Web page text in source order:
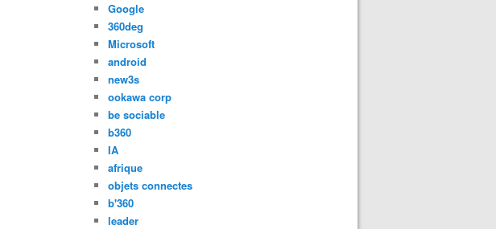
Google
360deg
Microsoft
android
new3s
ookawa corp
be sociable
b360
IA
afrique
objets connectes
b'360
leader